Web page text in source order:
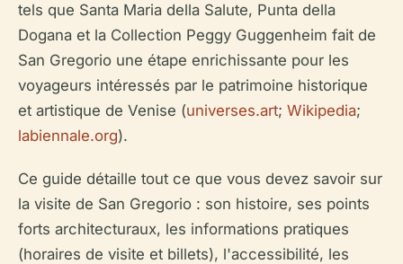
tels que Santa Maria della Salute, Punta della
Dogana et la Collection Peggy Guggenheim fait de
San Gregorio une étape enrichissante pour les
voyageurs intéressés par le patrimoine historique
et artistique de Venise (universes.art; Wikipedia;
labiennale.org).
Ce guide détaille tout ce que vous devez savoir sur
la visite de San Gregorio : son histoire, ses points
forts architecturaux, les informations pratiques
(horaires de visite et billets), l'accessibilité, les